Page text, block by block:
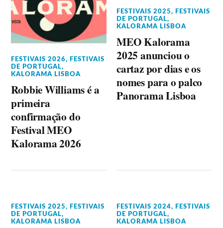
FESTIVAIS 2026,
FESTIVAIS
DE PORTUGAL,
KALORAMA LISBOA
Robbie Williams é a
primeira
confirmação do
Festival MEO
Kalorama 2026
FESTIVAIS 2025,
FESTIVAIS
DE PORTUGAL,
KALORAMA LISBOA
MEO Kalorama
2025 anunciou o
cartaz por dias e os
nomes para o palco
Panorama Lisboa
FESTIVAIS 2025,
FESTIVAIS
DE PORTUGAL,
KALORAMA LISBOA
FESTIVAIS 2024,
FESTIVAIS
DE PORTUGAL,
KALORAMA LISBOA